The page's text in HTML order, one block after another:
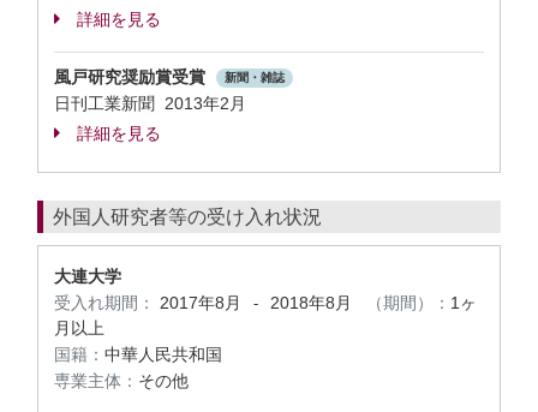
詳細を見る
風戸研究奨励賞受賞 新聞・雑誌
日刊工業新聞 2013年2月
詳細を見る
外国人研究者等の受け入れ状況
大連大学
受入れ期間：
2017年8月 - 2018年8月 （期間）： 1ヶ
月以上
国籍： 中華人民共和国
専業主体： その他